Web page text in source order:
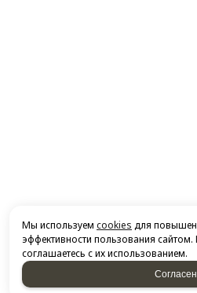
Мы используем cookies для
эффективности пользования
соглашаетесь с их использованием.
Согласен